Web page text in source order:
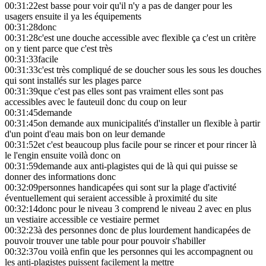
00:31:22est basse pour voir qu'il n'y a pas de danger pour les
usagers ensuite il ya les équipements
00:31:28donc
00:31:28c'est une douche accessible avec flexible ça c'est un critère
on y tient parce que c'est très
00:31:33facile
00:31:33c'est très compliqué de se doucher sous les sous les douches
qui sont installés sur les plages parce
00:31:39que c'est pas elles sont pas vraiment elles sont pas
accessibles avec le fauteuil donc du coup on leur
00:31:45demande
00:31:45on demande aux municipalités d'installer un flexible à partir
d'un point d'eau mais bon on leur demande
00:31:52et c'est beaucoup plus facile pour se rincer et pour rincer là
le l'engin ensuite voilà donc on
00:31:59demande aux anti-plagistes qui de là qui qui puisse se
donner des informations donc
00:32:09personnes handicapées qui sont sur la plage d'activité
éventuellement qui seraient accessible à proximité du site
00:32:14donc pour le niveau 3 comprend le niveau 2 avec en plus
un vestiaire accessible ce vestiaire permet
00:32:23à des personnes donc de plus lourdement handicapées de
pouvoir trouver une table pour pour pouvoir s'habiller
00:32:37ou voilà enfin que les personnes qui les accompagnent ou
les anti-plagistes puissent facilement la mettre